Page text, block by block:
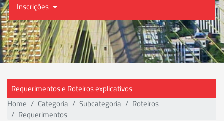
Inscrições
Requerimentos e Roteiros explicativos
Home
Categoria Subcategoria
Roteiros
Requerimentos